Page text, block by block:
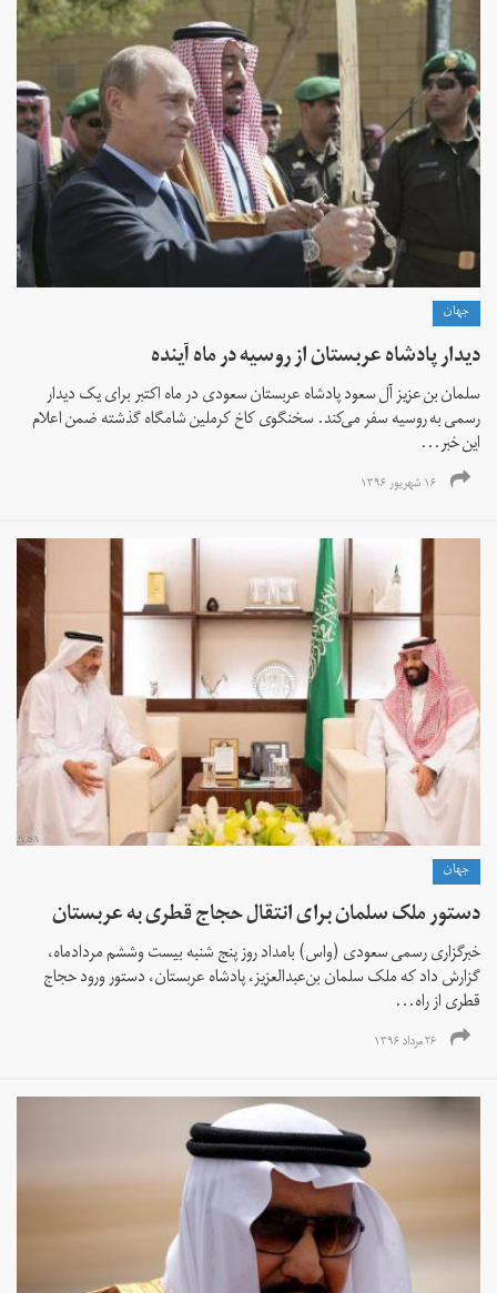
جهان
دیدار پادشاه عربستان از روسیه در ماه آینده
سلمان بن عزیز آل سعود پادشاه عربستان سعودی در ماه اکتبر برای یک دیدار
رسمی به روسیه سفر می‌کند. سخنگوی کاخ کرملین شامگاه گذشته ضمن اعلام
این خبر...
۱۶ شهریور ۱۳۹۶
جهان
دستور ملک سلمان برای انتقال حجاج قطری به عربستان
خبرگزاری رسمی سعودی (واس) بامداد روز پنج شنبه بیست وششم مردادماه،
گزارش داد که ملک سلمان بن‌عبدالعزیز، پادشاه عربستان، دستور ورود حجاج
قطری از راه...
۲۶ مرداد ۱۳۹۶